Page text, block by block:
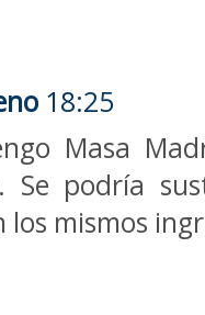
18:25
Masa
Se podría
los mismos